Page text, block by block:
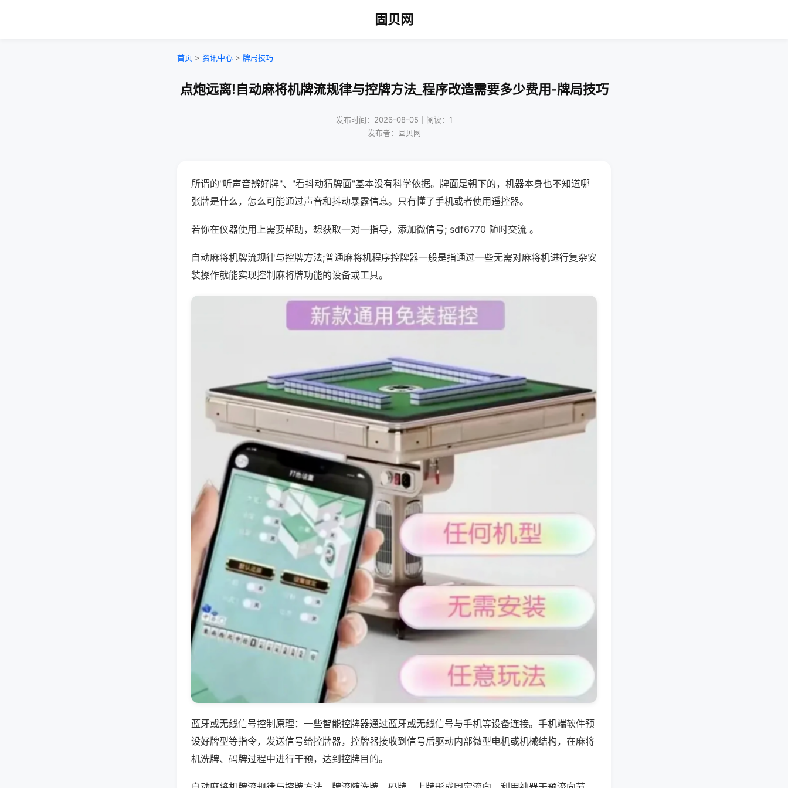
固贝网
首页 > 资讯中心 > 牌局技巧
点炮远离!自动麻将机牌流规律与控牌方法_程序改造需要多少费用-牌局技巧
发布时间：2026-08-05｜阅读：1
发布者：固贝网
所谓的"听声音辨好牌"、"看抖动猜牌面"基本没有科学依据。牌面是朝下的，机器本身也不知道哪
张牌是什么，怎么可能通过声音和抖动暴露信息。只有懂了手机或者使用遥控器。
若你在仪器使用上需要帮助，想获取一对一指导，添加微信号; sdf6770 随时交流 。
自动麻将机牌流规律与控牌方法;普通麻将机程序控牌器一般是指通过一些无需对麻将机进行复杂安
装操作就能实现控制麻将牌功能的设备或工具。
蓝牙或无线信号控制原理：一些智能控牌器通过蓝牙或无线信号与手机等设备连接。手机端软件预
设好牌型等指令，发送信号给控牌器，控牌器接收到信号后驱动内部微型电机或机械结构，在麻将
机洗牌、码牌过程中进行干预，达到控牌目的。